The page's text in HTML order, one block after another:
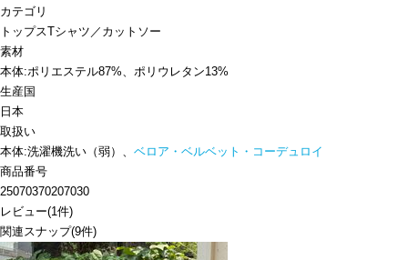
カテゴリ
トップスTシャツ／カットソー
素材
本体:ポリエステル87%、ポリウレタン13%
生産国
日本
取扱い
本体:洗濯機洗い（弱）、 ベロア・ベルベット・コーデュロイ
商品番号
25070370207030
レビュー(1件)
関連スナップ(9件)